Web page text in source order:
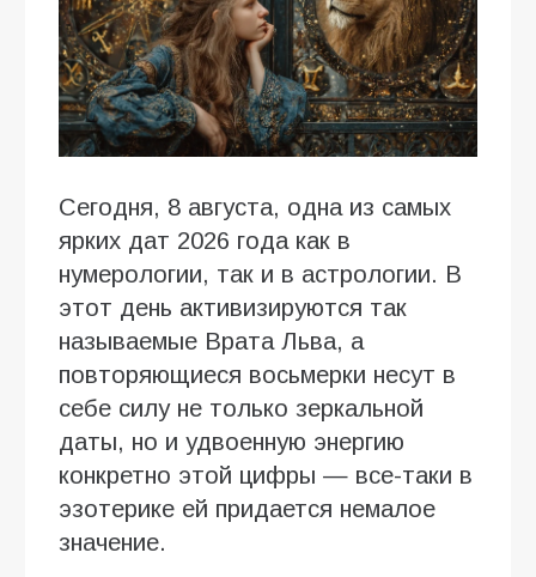
Сегодня, 8 августа, одна из самых
ярких дат 2026 года как в
нумерологии, так и в астрологии. В
этот день активизируются так
называемые Врата Льва, а
повторяющиеся восьмерки несут в
себе силу не только зеркальной
даты, но и удвоенную энергию
конкретно этой цифры — все-таки в
эзотерике ей придается немалое
значение.